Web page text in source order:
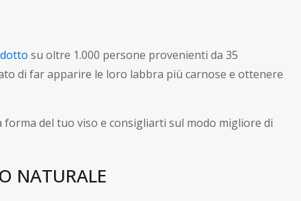
su oltre 1.000 persone provenienti da 35
di far apparire le loro labbra più carnose e ottenere
forma del tuo viso e consigliarti sul modo migliore di
NATURALE